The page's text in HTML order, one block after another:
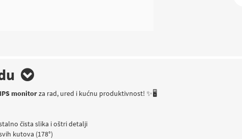
monitorza rad, ured i kućnu produktivnost! ✨🖥️
čista slika i oštri detalji
kutova (178°)